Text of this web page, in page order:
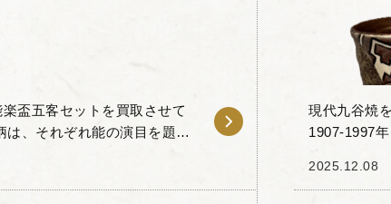
盃五客セットを買取させて
、それぞれ能の演目を題材
現代九谷焼
1907-1997
に）の...
2025.12.08